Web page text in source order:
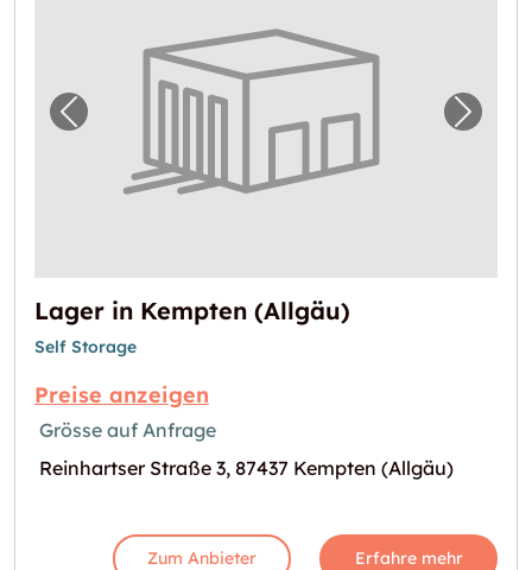
Vorheriges Bild für "Lager in Kempten
Lager in Kempten (Allgäu)
Self Storage
Preise anzeigen
Grösse auf Anfrage
Reinhartser Straße 3, 87437 Kempten (Allgäu)
Zum Anbieter Erfahre mehr